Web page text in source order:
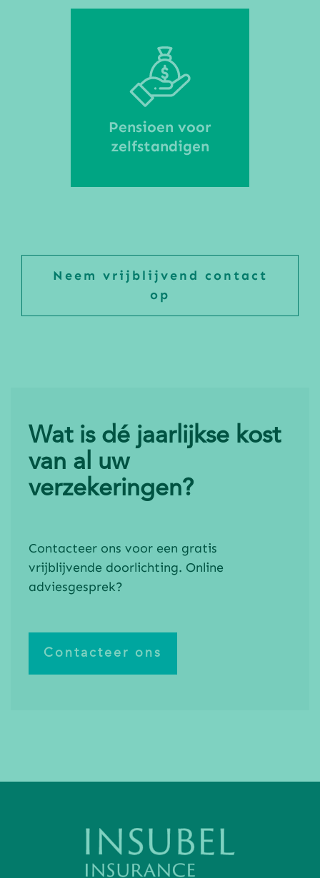
Pensioen voor
zelfstandigen
Neem vrijblijvend contact
op
Contacteer ons
Wat is dé jaarlijkse kost
van al uw
verzekeringen?
Contacteer ons voor een gratis
vrijblijvende doorlichting. Online
adviesgesprek?